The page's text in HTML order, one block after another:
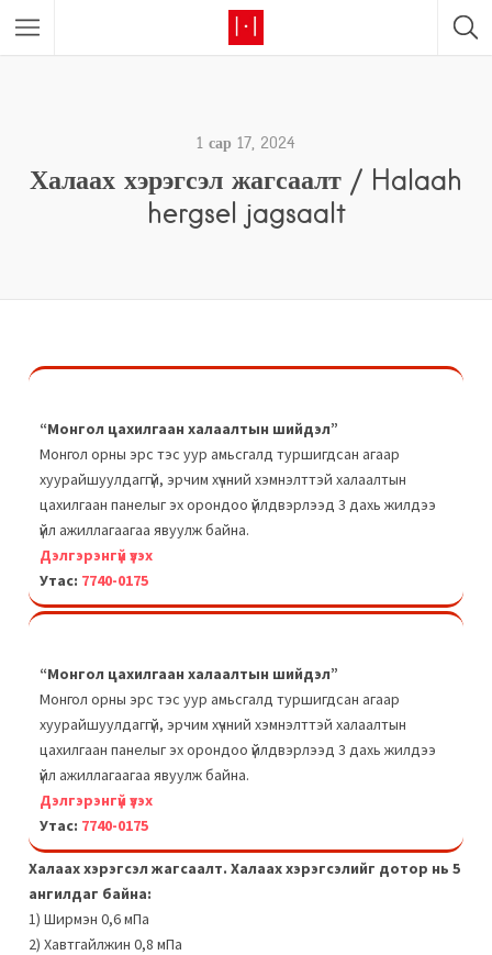
1 сар 17, 2024
Халаах хэрэгсэл жагсаалт / Halaah
hergsel jagsaalt
“Монгол цахилгаан халаалтын шийдэл”
Монгол орны эрс тэс уур амьсгалд туршигдсан агаар
хуурайшуулдаггүй, эрчим хүчний хэмнэлттэй халаалтын
цахилгаан панелыг эх орондоо үйлдвэрлээд 3 дахь жилдээ
үйл ажиллагаагаа явуулж байна.
Дэлгэрэнгүй үзэх
Утас: 7740-0175
“Монгол цахилгаан халаалтын шийдэл”
Монгол орны эрс тэс уур амьсгалд туршигдсан агаар
хуурайшуулдаггүй, эрчим хүчний хэмнэлттэй халаалтын
цахилгаан панелыг эх орондоо үйлдвэрлээд 3 дахь жилдээ
үйл ажиллагаагаа явуулж байна.
Дэлгэрэнгүй үзэх
Утас: 7740-0175
Халаах хэрэгсэл жагсаалт. Халаах хэрэгсэлийг дотор нь 5
ангилдаг байна:
1) Ширмэн 0,6 мПа
2) Хавтгайлжин 0,8 мПа